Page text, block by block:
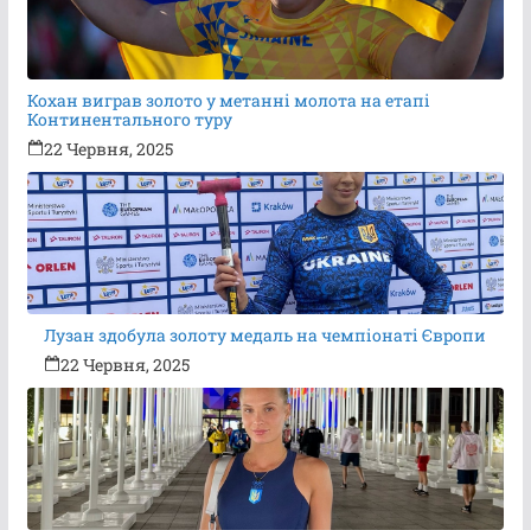
Кохан виграв золото у метанні молота на етапі
Континентального туру
22 Червня, 2025
Лузан здобула золоту медаль на чемпіонаті Європи
22 Червня, 2025